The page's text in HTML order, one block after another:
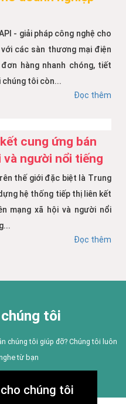
- giải pháp công nghệ cho
các sàn thương mại điện
hàng nhanh chóng, tiết
chúng tôi còn...
Đọc thêm
cung ứng bán
và người nổi tiếng
thế giới đặc biệt là Trung
hệ thống tiếp thị liên kết
mạng xã hội và người nổi
Đọc thêm
tôi
chúng tôi giúp đỡ? Chúng tôi luôn
từ bạn
chúng tôi